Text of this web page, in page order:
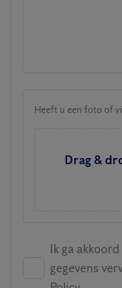
Heeft u een foto of
Drag &
Ik ga
gegevens